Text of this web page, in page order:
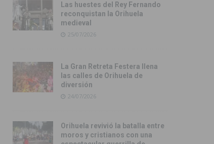
Las huestes del Rey Fernando
reconquistan la Orihuela
medieval
25/07/2026
La Gran Retreta Festera llena
las calles de Orihuela de
diversión
24/07/2026
Orihuela revivió la batalla entre
moros y cristianos con una